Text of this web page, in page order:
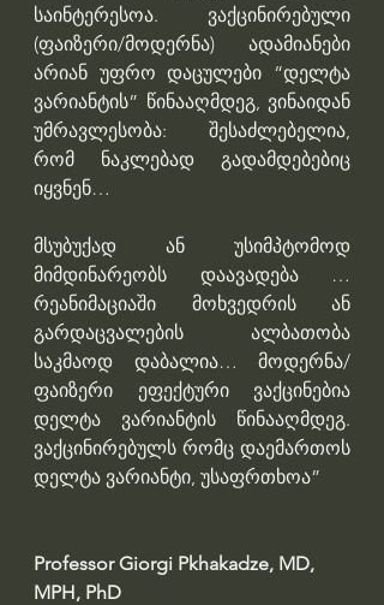
საინტერესოა. ვაქცინირებული
(ფაიზერი/მოდერნა) ადამიანები
არიან უფრო დაცულები “დელტა
ვარიანტის” წინააღმდეგ, ვინაიდან
უმრავლესობა: შესაძლებელია,
რომ ნაკლებად გადამდებებიც
იყვნენ…
მსუბუქად ან უსიმპტომოდ
მიმდინარეობს დაავადება …
რეანიმაციაში მოხვედრის ან
გარდაცვალების ალბათობა
საკმაოდ დაბალია… მოდერნა/
ფაიზერი ეფექტური ვაქცინებია
დელტა ვარიანტის წინააღმდეგ.​
ვაქცინირებულს რომც დაემართოს
დელტა ვარიანტი, უსაფრთხოა”
Professor Giorgi Pkhakadze, MD,
MPH, PhD